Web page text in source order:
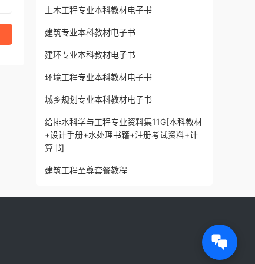
土木工程专业本科教材电子书
建筑专业本科教材电子书
建环专业本科教材电子书
环境工程专业本科教材电子书
城乡规划专业本科教材电子书
给排水科学与工程专业资料集11G[本科教材
+设计手册+水处理书籍+注册考试资料+计
算书]
建筑工程至尊套餐教程